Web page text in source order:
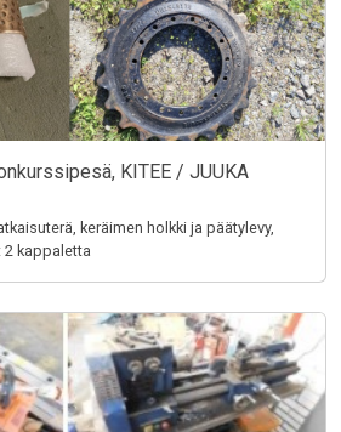
KITEE / JUUKA
keräimen holkki ja päätylevy,
2 kappaletta